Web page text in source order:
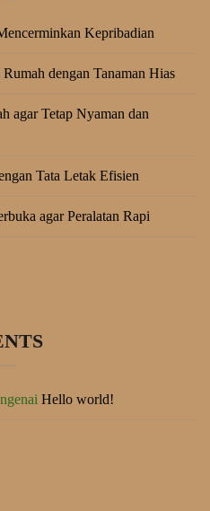
Kepribadian
dengan Tanaman Hias
agar Tetap Nyaman dan
Tata Letak Efisien
agar Peralatan Rapi
Hello world!